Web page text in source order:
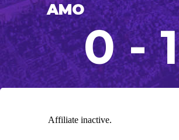
AMO
0 - 1